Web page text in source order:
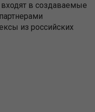
в создаваемые
из российских